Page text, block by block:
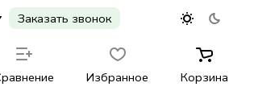
Заказать звонок
Избранное Корзина